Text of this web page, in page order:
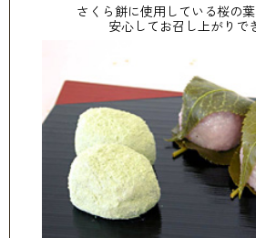
さくら餅に使用している桜の葉
安心してお召し上がりで